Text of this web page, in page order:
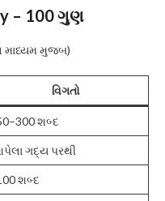
– 100 ગુણ
માધ્યમ મુજબ)
વિગતો
શબ્દ
ગદ્ય પરથી
શબ્દ